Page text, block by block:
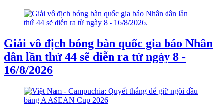
Giải vô địch bóng bàn quốc gia báo Nhân
dân lần thứ 44 sẽ diễn ra từ ngày 8 -
16/8/2026